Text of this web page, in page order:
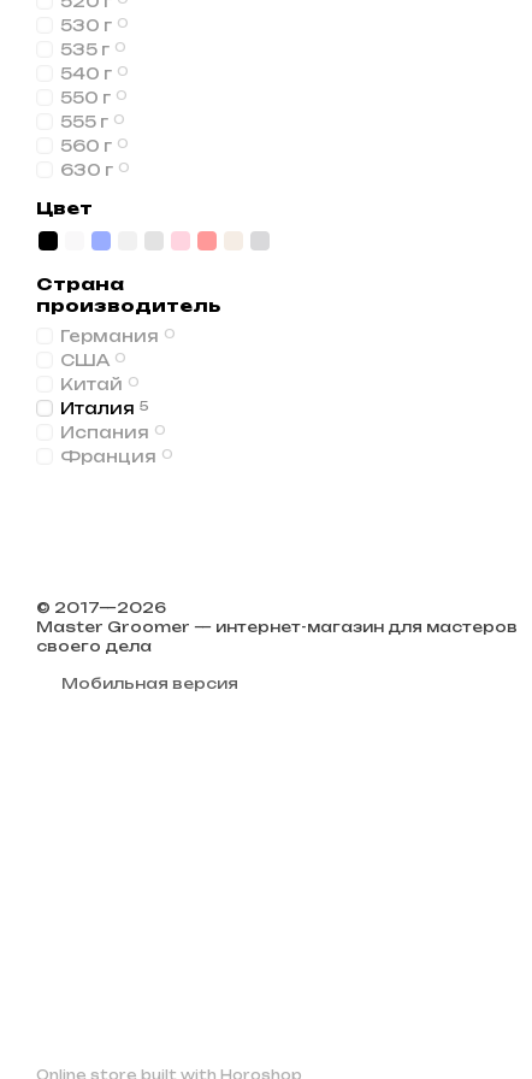
530 г 0
535 г 0
540 г 0
550 г 0
555 г 0
560 г 0
630 г 0
Цвет
Страна
производитель
Германия 0
США 0
Китай 0
Италия 5
Испания 0
Франция 0
© 2017—2026
Master Groomer — интернет-магазин для мастеров
своего дела
Мобильная версия
Online store built with Horoshop